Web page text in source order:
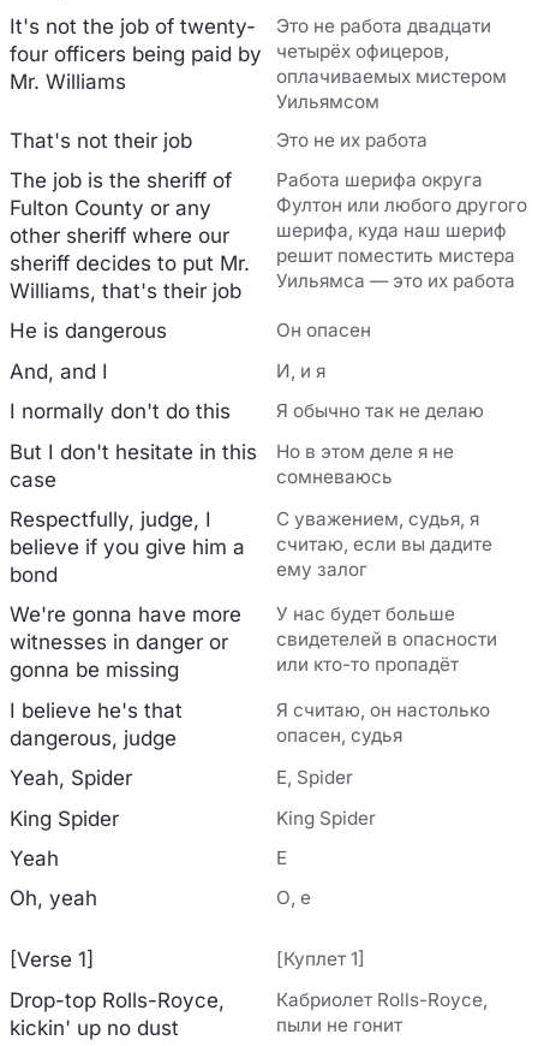
It's not the job of twenty-
four officers being paid by
Mr. Williams
Это не работа двадцати
четырёх офицеров,
оплачиваемых мистером
Уильямсом
That's not their job Это не их работа
The job is the sheriff of
Fulton County or any
other sheriff where our
sheriff decides to put Mr.
Williams, that's their job
Работа шерифа округа
Фултон или любого другого
шерифа, куда наш шериф
решит поместить мистера
Уильямса — это их работа
He is dangerous Он опасен
And, and I И, и я
I normally don't do this Я обычно так не делаю
But I don't hesitate in this
case
Но в этом деле я не
сомневаюсь
Respectfully, judge, I
believe if you give him a
bond
С уважением, судья, я
считаю, если вы дадите
ему залог
We're gonna have more
witnesses in danger or
gonna be missing
У нас будет больше
свидетелей в опасности
или кто-то пропадёт
I believe he's that
dangerous, judge
Я считаю, он настолько
опасен, судья
Yeah, Spider Е, Spider
King Spider King Spider
Yeah Е
Oh, yeah О, е
[Verse 1] [Куплет 1]
Drop-top Rolls-Royce,
kickin' up no dust
Кабриолет Rolls-Royce,
пыли не гонит